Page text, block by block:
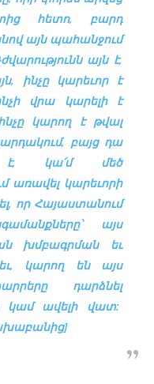
հետո, բարդ
այն պահանջում
այն է,
ինչը կարեւոր է
վրա կարելի է
կարող է թվալ
բայց դա
է, կա՛մ մեծ
առավել կարեւորի
որ Հայաստանում
այս
խմբագրման եւ
կարող են այս
դարձնել
կամ ավելի վատ: